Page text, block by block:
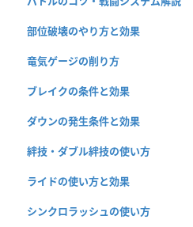
部位破壊のやり方と効果
竜気ゲージの削り方
ブレイクの条件と効果
ダウンの発生条件と効果
絆技・ダブル絆技の使い方
ライドの使い方と効果
シンクロラッシュの使い方